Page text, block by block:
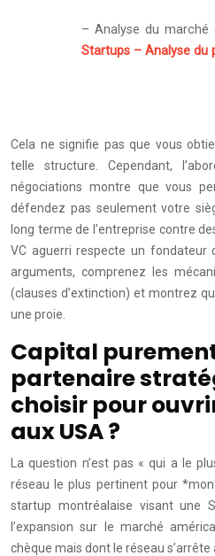
– Analyse du marché
Startups – Analyse du
Cela ne signifie pas que vous
telle structure. Cependant,
négociations montre que vous
défendez pas seulement votre
long terme de l’entreprise contre
VC aguerri respecte un fondateur
arguments, comprenez les
(clauses d’extinction) et montrez
une proie.
Capital
partenaire
choisir pour
aux USA ?
La question n’est pas « qui a le
réseau le plus pertinent pour
startup montréalaise visant une
l’expansion sur le marché
chèque mais dont le réseau